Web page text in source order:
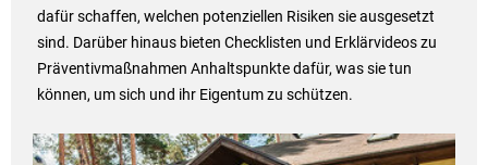
dafür schaffen, welchen potenziellen Risiken sie ausgesetzt
sind. Darüber hinaus bieten Checklisten und Erklärvideos zu
Präventivmaßnahmen Anhaltspunkte dafür, was sie tun
können, um sich und ihr Eigentum zu schützen.